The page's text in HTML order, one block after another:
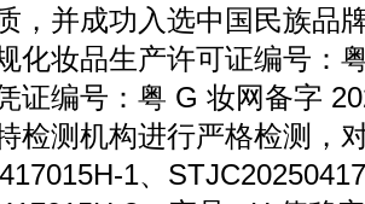
，并成功入选中国民族品
化妆品生产许可证编号：
证编号：粤 G 妆网备字
检测机构进行严格检测，
1、